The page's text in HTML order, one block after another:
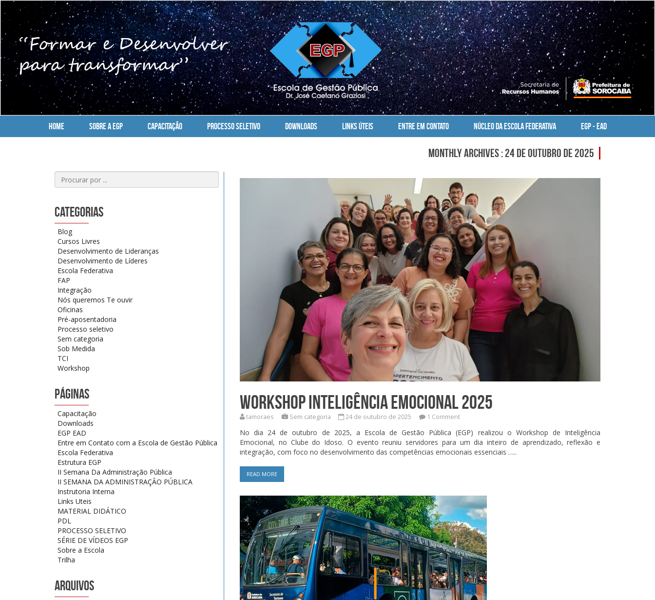
HOME Sobre a EGP CAPACITAÇÃO PROCESSO SELETIVO DOWNLOADS LINKS ÚTEIS ENTRE EM CONTATO NÚCLEO DA ESCOLA FEDERATIVA EGP - EAD
Monthly Archives : 24 de outubro de 2025
WORKSHOP INTELIGÊNCIA EMOCIONAL 2025
tamoraes Sem categoria 24 de outubro de 2025 1 Comment
No dia 24 de outubro de 2025, a Escola de Gestão Pública (EGP) realizou o Workshop de Inteligência
Emocional, no Clube do Idoso. O evento reuniu servidores para um dia inteiro de aprendizado, reflexão e
integração, com foco no desenvolvimento das competências emocionais essenciais …..
READ MORE
Categorias
Blog
Cursos Livres
Desenvolvimento de Lideranças
Desenvolvimento de Líderes
Escola Federativa
FAP
Integração
Nós queremos Te ouvir
Oficinas
Pré-aposentadoria
Processo seletivo
Sem categoria
Sob Medida
TCI
Workshop
PÁGINAS
Capacitação
Downloads
EGP EAD
Entre em Contato com a Escola de Gestão Pública
Escola Federativa
Estrutura EGP
II Semana Da Administração Pública
II SEMANA DA ADMINISTRAÇÃO PÚBLICA
Instrutoria Interna
Links Uteis
MATERIAL DIDÁTICO
PDL
PROCESSO SELETIVO
SÉRIE DE VÍDEOS EGP
Sobre a Escola
Trilha
Arquivos